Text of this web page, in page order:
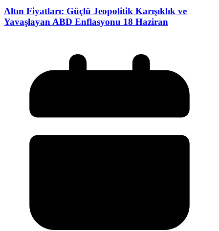
Altın Fiyatları: Güçlü Jeopolitik Karışıklık ve
Yavaşlayan ABD Enflasyonu 18 Haziran